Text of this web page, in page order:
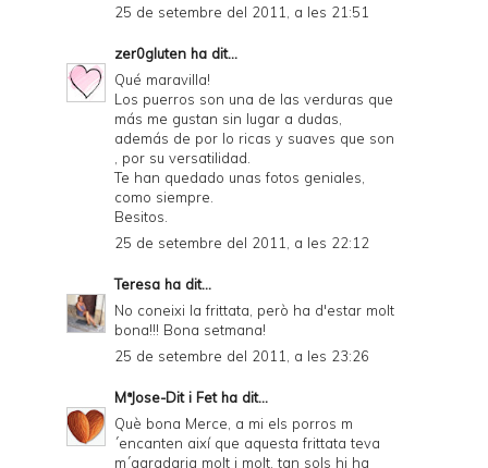
25 de setembre del 2011, a les 21:51
zer0gluten ha dit...
Qué maravilla!
Los puerros son una de las verduras que
más me gustan sin lugar a dudas,
además de por lo ricas y suaves que son
, por su versatilidad.
Te han quedado unas fotos geniales,
como siempre.
Besitos.
25 de setembre del 2011, a les 22:12
Teresa ha dit...
No coneixi la frittata, però ha d'estar molt
bona!!! Bona setmana!
25 de setembre del 2011, a les 23:26
MªJose-Dit i Fetha dit...
Què bona Merce, a mi els porros m
´encanten així que aquesta frittata teva
m´agradaria molt i molt, tan sols hi ha